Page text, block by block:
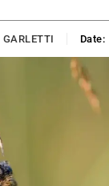
GARLETTI Date: